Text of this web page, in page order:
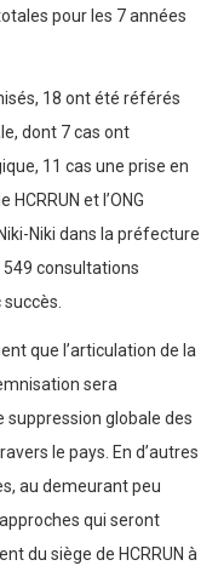
pour les 7 années
18 ont été référés
dont 7 cas ont
11 cas une prise en
et l’ONG
Niki dans la préfecture
consultations
que l’articulation de la
sera
suppression globale des
le pays. En d’autres
au demeurant peu
qui seront
du siège de HCRRUN à